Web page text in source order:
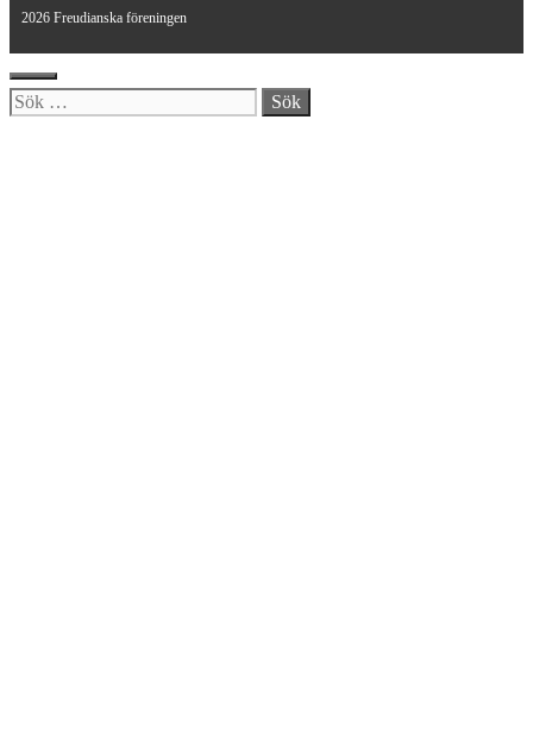
2026 Freudianska föreningen
Stäng
Sök